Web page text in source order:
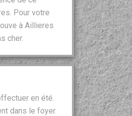
Pour votre
à Aillieres
cher.
en été.
dans le foyer.